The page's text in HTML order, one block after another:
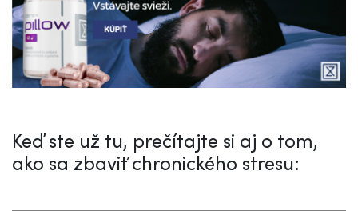
Keď ste už tu, prečítajte si aj o tom,
ako sa zbaviť chronického stresu: